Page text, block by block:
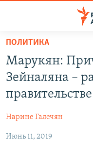
Перейти
основному
содержанию
основной
навигации
Перейти
НОВОСТИ
ЭКОНОМИКА
РЕГИОН
ПОЛИТИКА
Марукян:
Зейналяна –
правительстве
Нарине Галечян
Июнь 11, 2019